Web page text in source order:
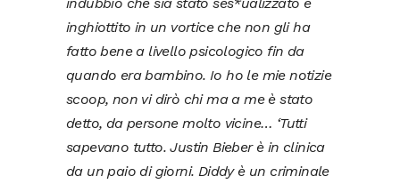
inghiottito in un vortice che non gli ha
fatto bene a livello psicologico fin da
quando era bambino. Io ho le mie notizie
scoop, non vi dirò chi ma a me è stato
detto, da persone molto vicine… ‘Tutti
sapevano tutto. Justin Bieber è in clinica
da un paio di giorni. Diddy è un criminale